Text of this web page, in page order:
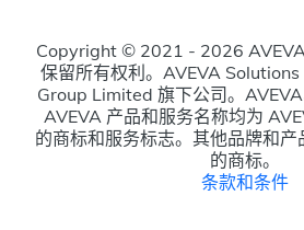
Copyright © 2021 - 2026
保留所有权利。AVEVA
Group Limited 旗下公司。
AVEVA 产品和服务名称均为
的商标和服务标志。其他品牌和产
的商标。
条款和条件